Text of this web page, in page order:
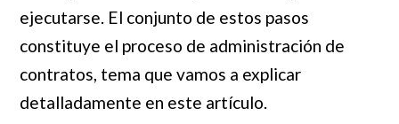
ejecutarse. El conjunto de estos pasos
constituye el proceso de administración de
contratos, tema que vamos a explicar
detalladamente en este artículo.